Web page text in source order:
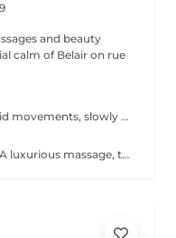
and beauty
calm of Belair on rue
Relaxing massage favouring long fluid movements, slowly enveloping your body for profound calm of your body and mind. No detailed muscle work is involved. The massage commences with an essential oil foot refresher which is necessary to release tension. *Light to medium pressure.
Aromatherapy Experience Massage: A luxurious massage, tailored to your specific needs, starts with a consultation and the use of individually chosen essential oil blends. The carefully applied massage pressures will stimulate the nervous system and with other Swedish massage and neuro-muscular techniques that is either relaxing or energising, you will feel deeply relaxed and recharged. The massage commences with an essential oil foot refresher which is necessary to release tension. The 90 minute program incorporates a foot bath. *Medium to slightly strong pressure.